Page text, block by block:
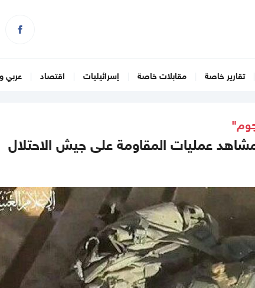
تقارير خاصة مقابلات خاصة إسرائيليات اقتصاد عربي
عمليات المقاومة على جيش الاحتلال